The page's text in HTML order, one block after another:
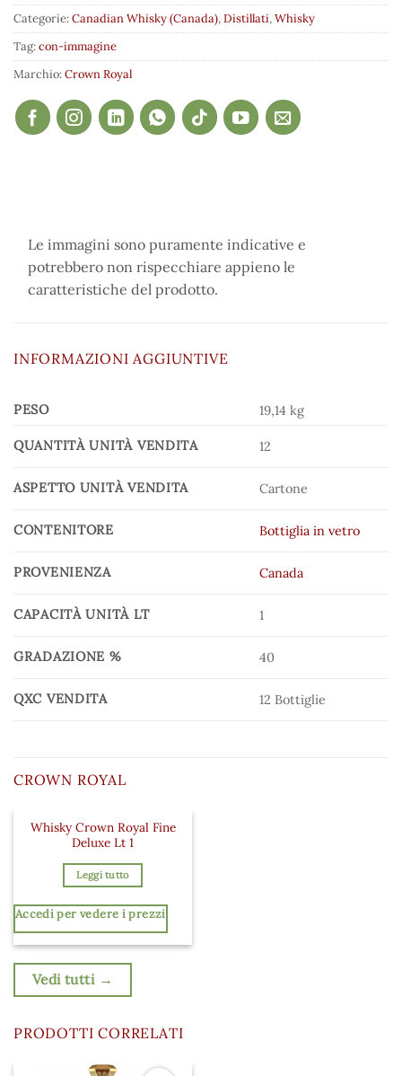
Categorie:Canadian Whisky (Canada),Distillati,Whisky
Tag:con-immagine
Marchio:Crown Royal
Le immagini sono puramente indicative e
potrebbero non rispecchiare appieno le
caratteristiche del prodotto.
INFORMAZIONI AGGIUNTIVE
PESO 19,14 kg
QUANTITÀ UNITÀ VENDITA 12
ASPETTO UNITÀ VENDITA Cartone
CONTENITORE Bottiglia in vetro
PROVENIENZA Canada
CAPACITÀ UNITÀ LT 1
GRADAZIONE % 40
QXC VENDITA 12 Bottiglie
CROWN ROYAL
Aggiungi ai preferiti
Whisky Crown Royal Fine
Deluxe Lt 1
Leggi tutto
Accedi per vedere i prezzi
Vedi tutti →
PRODOTTI CORRELATI